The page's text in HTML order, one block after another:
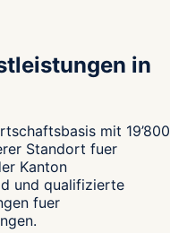
in
mit 19’800
Standort fuer
Kanton
und qualifizierte
fuer